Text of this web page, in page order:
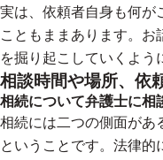
実は、依頼者自身も何が
こともままあります。お
を掘り起こしていくよう
相談時間や場所、依
相続について弁護士に相
相続には二つの側面があ
ということです。法律的